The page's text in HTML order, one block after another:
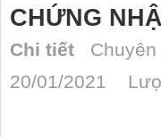
CHỨNG
Chi tiết Chuyên
20/01/2021